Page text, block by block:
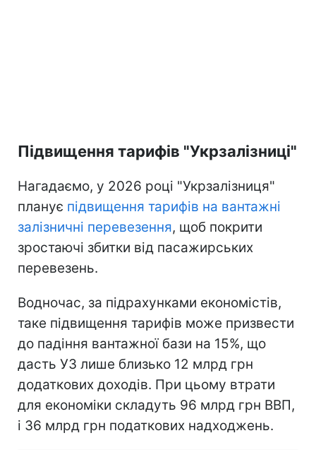
Підвищення тарифів "Укрзалізниці"
Нагадаємо, у 2026 році "Укрзалізниця"
планує підвищення тарифів на вантажні
залізничні перевезення, щоб покрити
зростаючі збитки від пасажирських
перевезень.
Водночас, за підрахунками економістів,
таке підвищення тарифів може призвести
до падіння вантажної бази на 15%, що
дасть УЗ лише близько 12 млрд грн
додаткових доходів. При цьому втрати
для економіки складуть 96 млрд грн ВВП,
і 36 млрд грн податкових надходжень.